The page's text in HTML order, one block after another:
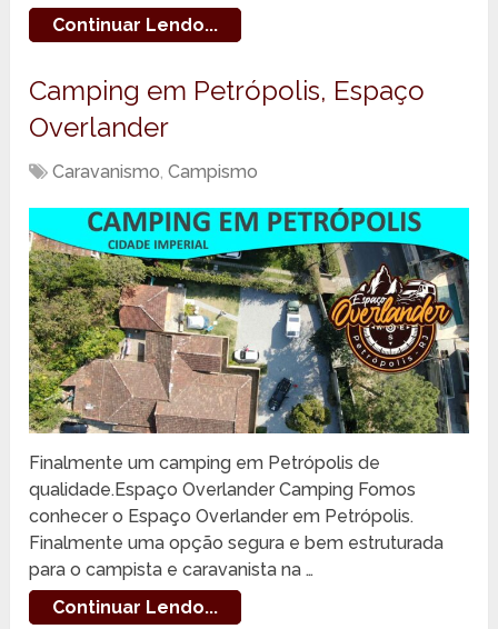
Continuar Lendo...
Camping em Petrópolis, Espaço
Overlander
Caravanismo,Campismo
Finalmente um camping em Petrópolis de
qualidade.Espaço Overlander Camping Fomos
conhecer o Espaço Overlander em Petrópolis.
Finalmente uma opção segura e bem estruturada
para o campista e caravanista na …
Continuar Lendo...